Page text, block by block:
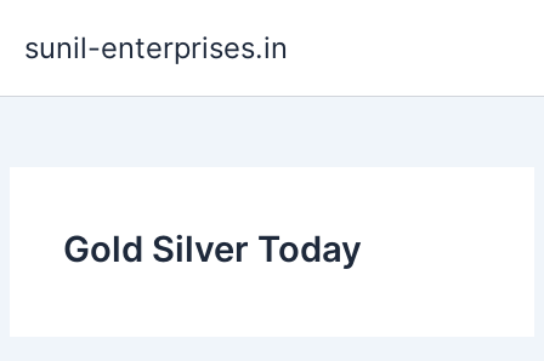
sunil-enterprises.in
Gold Silver Today